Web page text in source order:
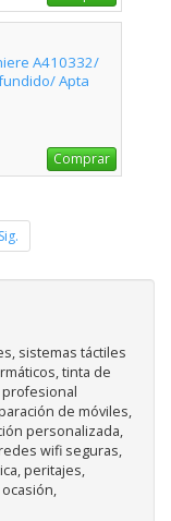
A410332/
Apta
Comprar
Sig.
sistemas táctiles
tinta de
de móviles,
personalizada,
wifi seguras,
peritajes,